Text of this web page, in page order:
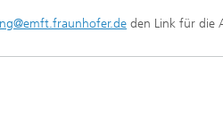
den Link für die